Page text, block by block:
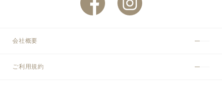
会社概要
ご利用規約